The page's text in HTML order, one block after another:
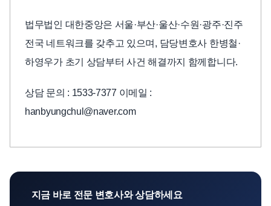
법무법인 대한중앙은 서울·부산·울산·수원·광주·진주
전국 네트워크를 갖추고 있으며, 담당변호사 한병철·
하영우가 초기 상담부터 사건 해결까지 함께합니다.
상담 문의 : 1533-7377 이메일 :
hanbyungchul@naver.com
지금 바로 전문 변호사와 상담하세요